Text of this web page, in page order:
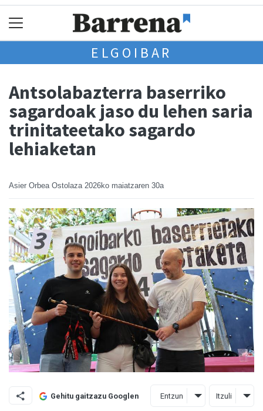
ELGOIBAR
Antsolabazterra baserriko
sagardoak jaso du lehen saria
trinitateetako sagardo
lehiaketan
Asier Orbea Ostolaza 2026ko maiatzaren 30a
Gehitu gaitzazu Googlen Entzun Itzuli